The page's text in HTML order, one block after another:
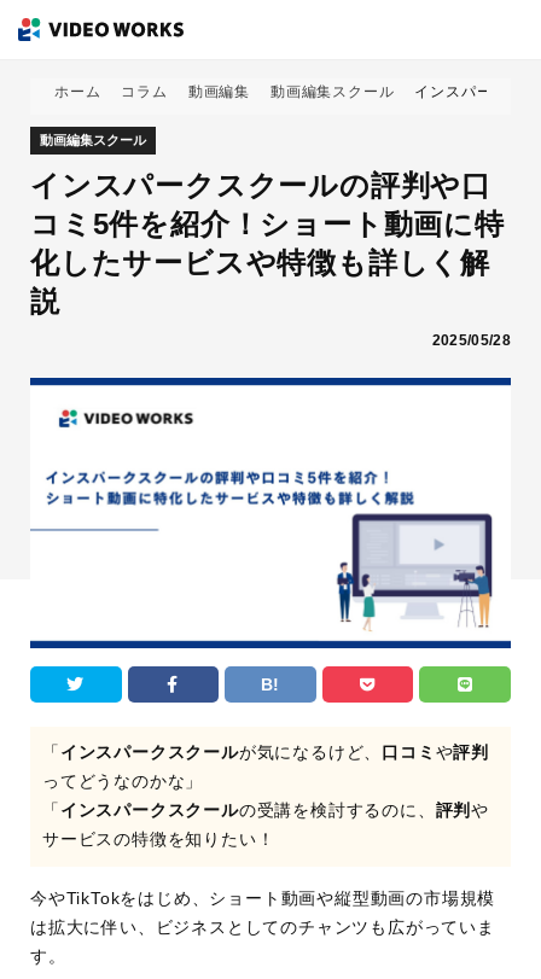
ホーム コラム 動画編集 動画編集スクール インスパークス
動画編集スクール
インスパークスクールの評判や口
コミ5件を紹介！ショート動画に特
化したサービスや特徴も詳しく解
説
2025/05/28
B!
「 インスパークスクールが気になるけど、 口コミ や評判
ってどうなのかな」
「 インスパークスクールの受講を検討するのに、 評判や
サービスの特徴を知りたい！
今やTikTokをはじめ、ショート動画や縦型動画の市場規模
は拡大に伴い、ビジネスとしてのチャンツも広がっていま
す。